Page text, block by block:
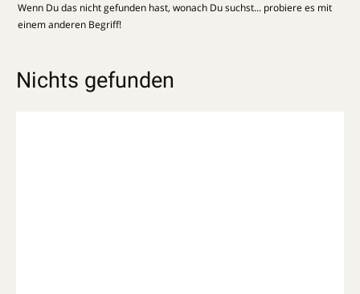
Wenn Du das nicht gefunden hast, wonach Du suchst... probiere es mit
einem anderen Begriff!
Nichts gefunden